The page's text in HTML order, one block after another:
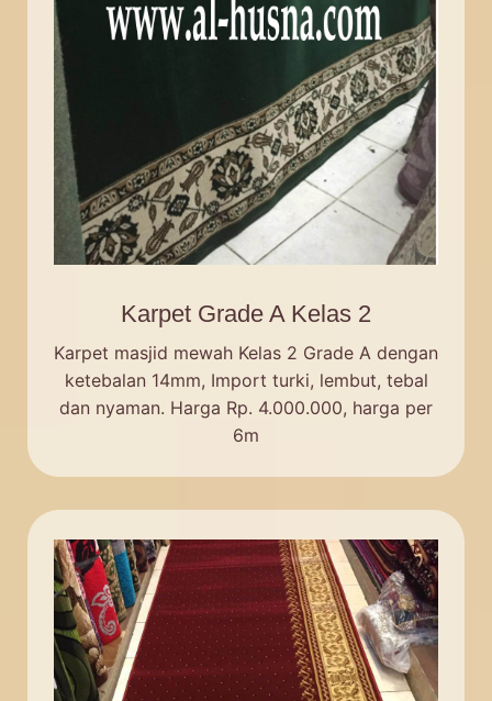
Karpet Grade A Kelas 2
Karpet masjid mewah Kelas 2 Grade A dengan
ketebalan 14mm, Import turki, lembut, tebal
dan nyaman. Harga Rp. 4.000.000, harga per
6m